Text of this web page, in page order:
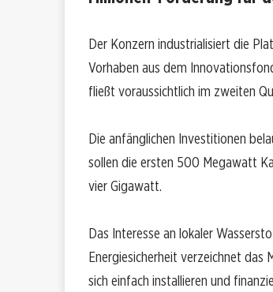
Der Konzern industrialisiert die
Vorhaben aus dem
fließt voraussichtlich im zweiten
Die anfänglichen Investitionen
sollen die ersten 500 Megawatt
vier Gigawatt.
Das Interesse an lokaler
Energiesicherheit verzeichnet das
sich einfach installieren und